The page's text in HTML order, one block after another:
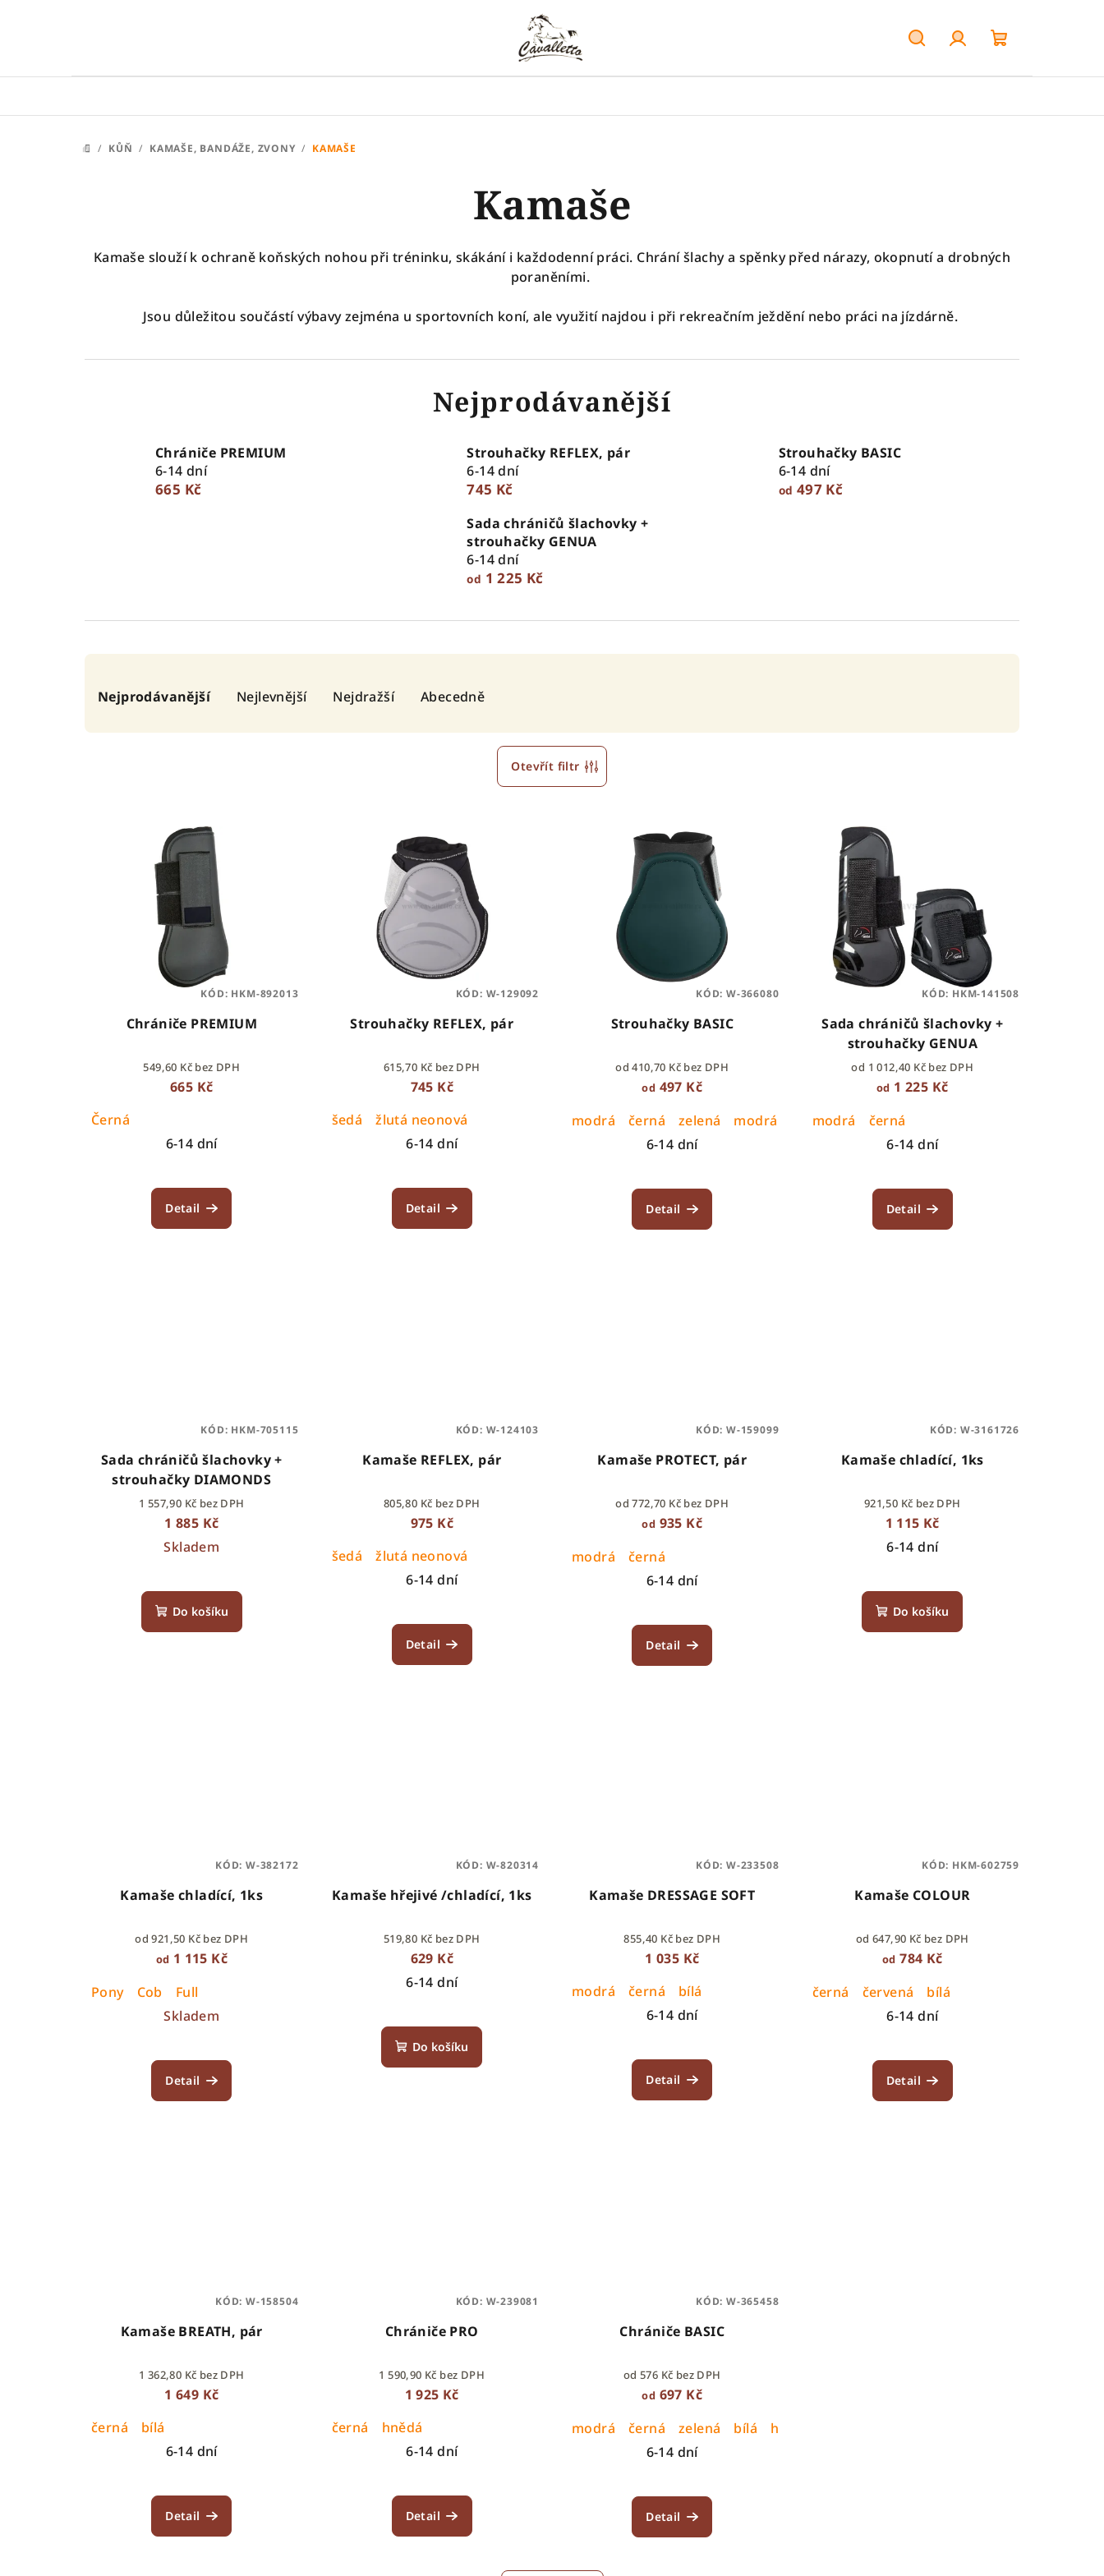
košík
DOMŮ
/ KŮŇ / KAMAŠE, BANDÁŽE, ZVONY / KAMAŠE
Kamaše
Kamaše slouží k ochraně koňských nohou při tréninku, skákání i každodenní práci. Chrání šlachy a spěnky před nárazy, okopnutí a drobných
poraněními.
Jsou důležitou součástí výbavy zejména u sportovních koní, ale využití najdou i při rekreačním ježdění nebo práci na jízdárně.
Nejprodávanější
Chrániče PREMIUM
6-14 dní
665 Kč
Strouhačky REFLEX, pár
6-14 dní
745 Kč
Strouhačky BASIC
6-14 dní
od 497 Kč
Sada chráničů šlachovky +
strouhačky GENUA
6-14 dní
od 1 225 Kč
a
z
Nejprodávanější Nejlevnější Nejdražší Abecedně
Otevřít filtr
u
Chrániče PREMIUM
549,60 Kč bez DPH
665 Kč
Černá
6-14 dní
Detail
KÓD: HKM-892013
Strouhačky REFLEX, pár
615,70 Kč bez DPH
745 Kč
šedá
žlutá neonová
6-14 dní
Detail
KÓD: W-129092
Strouhačky BASIC
od 410,70 Kč bez DPH
od 497 Kč
modrá
černá zelená
modrá tm.
6-14 dní
Detail
KÓD:W-366080
Sada chráničů šlachovky +
strouhačky GENUA
od 1 012,40 Kč bez DPH
od 1 225 Kč
modrá
černá
6-14 dní
Detail
KÓD: HKM-141508
Sada chráničů šlachovky +
strouhačky DIAMONDS
1 557,90 Kč bez DPH
1 885 Kč
Skladem
Do košíku
KÓD: HKM-705115
Kamaše REFLEX, pár
805,80 Kč bez DPH
975 Kč
šedá
žlutá neonová
6-14 dní
Detail
KÓD: W-124103
Kamaše PROTECT, pár
od 772,70 Kč bez DPH
od 935 Kč
modrá
černá
6-14 dní
Detail
KÓD:W-159099
Kamaše chladící, 1ks
921,50 Kč bez DPH
1 115 Kč
6-14 dní
Do košíku
KÓD: W-3161726
Kamaše chladící, 1ks
od 921,50 Kč bez DPH
od 1 115 Kč
Pony
Cob
Full
Skladem
Detail
KÓD:W-382172
Kamaše hřejivé /chladící, 1ks
519,80 Kč bez DPH
629 Kč
6-14 dní
Do košíku
KÓD: W-820314
Kamaše DRESSAGE SOFT
855,40 Kč bez DPH
1 035 Kč
modrá
černá
bílá
6-14 dní
Detail
KÓD:W-233508
Kamaše COLOUR
od 647,90 Kč bez DPH
od 784 Kč
černá
červená
bílá
6-14 dní
Detail
KÓD: HKM-602759
Kamaše BREATH, pár
1 362,80 Kč bez DPH
1 649 Kč
černá
bílá
6-14 dní
Detail
KÓD:W-158504
Chrániče PRO
1 590,90 Kč bez DPH
1 925 Kč
černá
hnědá
6-14 dní
Detail
KÓD: W-239081
Chrániče BASIC
od 576 Kč bez DPH
od 697 Kč
modrá
černá zelená bílá
hnědá
6-14 dní
Detail
KÓD:W-365458